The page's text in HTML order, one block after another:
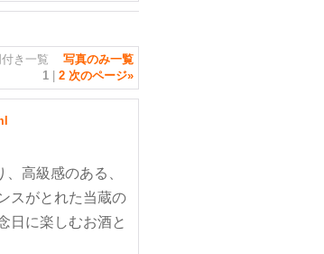
付き一覧 写真のみ一覧
1| 2 次のページ»
高級感のある、
スがとれた当蔵の
日に楽しむお酒と